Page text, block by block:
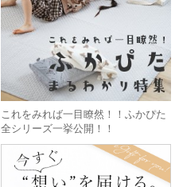
これをみれば一目瞭然！！ふかぴた
全シリーズ一挙公開！！